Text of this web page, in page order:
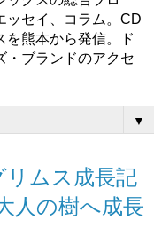
ッセイ、コラム。CD
を熊本から発信。ド
・ブランドのアクセ
▼
ムス成長記
人の樹へ成長